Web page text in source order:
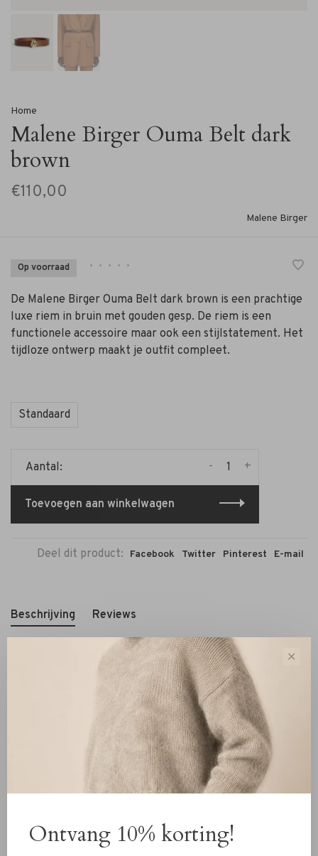
Home
Malene Birger Ouma Belt dark
brown
€110,00
Malene Birger
Op voorraad • • • • •
De Malene Birger Ouma Belt dark brown is een prachtige
luxe riem in bruin met gouden gesp. De riem is een
functionele accessoire maar ook een stijlstatement. Het
tijdloze ontwerp maakt je outfit compleet.
Standaard
Aantal: +
-
Toevoegen aan winkelwagen
Deel dit product: Facebook Twitter Pinterest E-mail
Beschrijving Reviews
Malene Birger is een gerenommeerd Deens modebedrijf
dat bekendstaat om zijn stijlvolle ontwerpen. De
Exclusieve Ouma riem van Malene Birger is 175 cm lang
en is een populaire accessoire uit de collectie. De riem
combineert functionaliteit met een verfijnde esthetiek,
waardoor het een veelzijdige toevoeging is aan elke
met een luxe uitstraling.
✕
Ontvang 10% korting!